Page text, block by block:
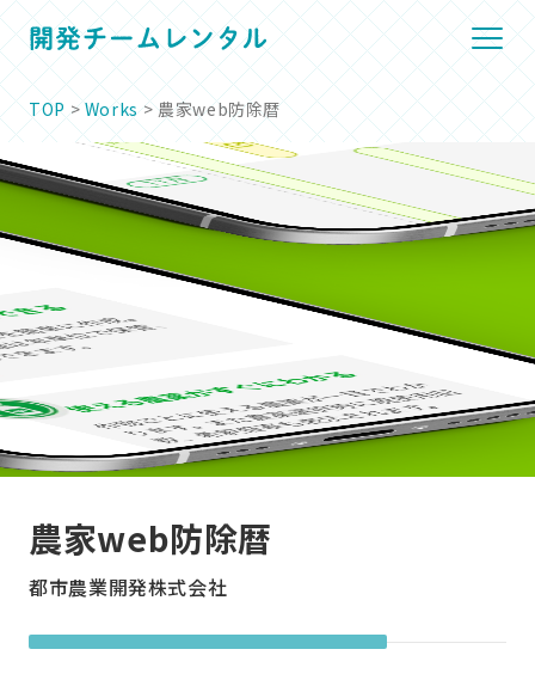
TOP>Works> 農家web防除暦
農家web防除暦
都市農業開発株式会社